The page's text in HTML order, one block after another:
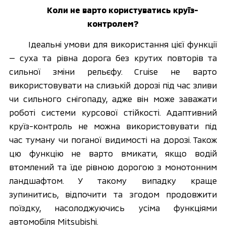
Коли не варто користуватись круїз-
контролем?
Ідеальні умови для використання цієї функції
— суха та рівна дорога без крутих повторів та
сильної зміни рельєфу. Cruise не варто
використовувати на слизькій дорозі під час зливи
чи сильного снігопаду, адже він може заважати
роботі системи курсової стійкості. Адаптивний
круїз-контроль не можна використовувати під
час туману чи поганої видимості на дорозі. Також
цю функцію не варто вмикати, якщо водій
втомлений та їде рівною дорогою з монотонним
ландшафтом. У такому випадку краще
зупинитись, відпочити та згодом продовжити
поїздку, насолоджуючись усіма функціями
автомобіля Mitsubishi.